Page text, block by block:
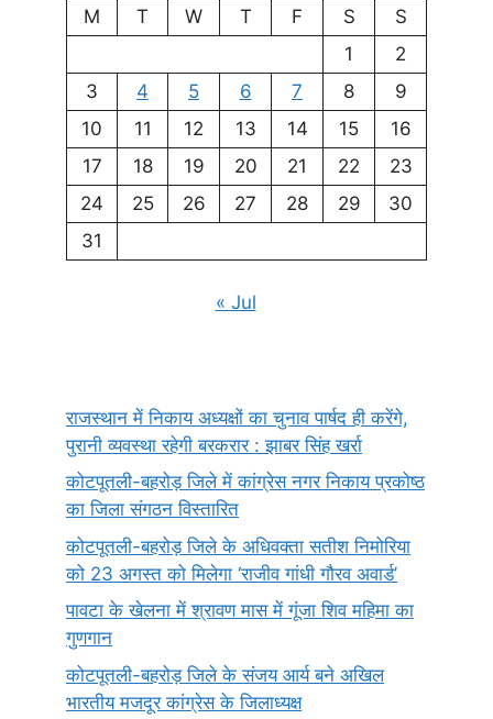
M
T W T F S
S
1
2
3
4 5 6 7 8
9
10
11 12 13 14 15
16
17
18 19 20 21 22
23
24
25 26 27 28 29
30
31
« Jul
राजस्थान में निकाय अध्यक्षों का चुनाव पार्षद ही करेंगे,
पुरानी व्यवस्था रहेगी बरकरार : झाबर सिंह खर्रा
कोटपूतली-बहरोड़ जिले में कांग्रेस नगर निकाय प्रकोष्ठ
का जिला संगठन विस्तारित
कोटपूतली-बहरोड़ जिले के अधिवक्ता सतीश निमोरिया
को 23 अगस्त को मिलेगा ‘राजीव गांधी गौरव अवार्ड’
पावटा के खेलना में श्रावण मास में गूंजा शिव महिमा का
गुणगान
कोटपूतली-बहरोड़ जिले के संजय आर्य बने अखिल
भारतीय मजदूर कांग्रेस के जिलाध्यक्ष